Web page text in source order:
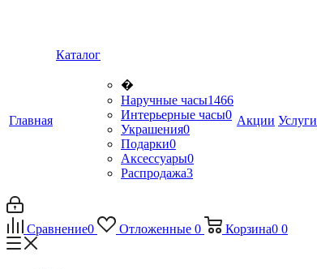
Главная
Каталог
�
Наручные часы1466
Интерьерные часы0
Украшения0
Подарки0
Аксессуары0
Распродажа3
Акции Услуги
Сравнение0 Отложенные 0 Корзина0 0